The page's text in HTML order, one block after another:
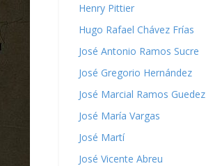
Henry Pittier
Hugo Rafael Chávez Frías
José Antonio Ramos Sucre
José Gregorio Hernández
José Marcial Ramos Guedez
José María Vargas
José Martí
José Vicente Abreu